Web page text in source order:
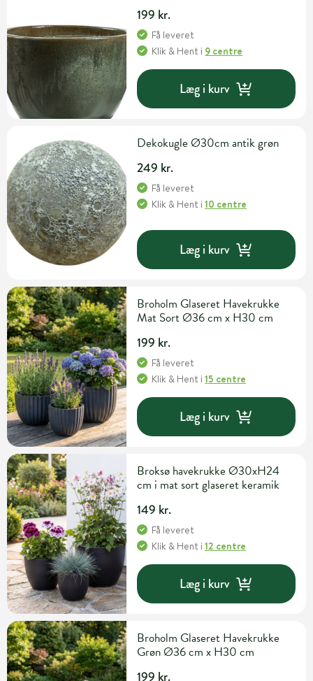
199 kr.
Få leveret
Klik & Hent i 9 centre
Læg i kurv
Dekokugle Ø30cm antik grøn
249 kr.
Få leveret
Klik & Hent i10 centre
Læg i kurv
Broholm Glaseret Havekrukke
Mat Sort Ø36 cm x H30 cm
199 kr.
Få leveret
Klik & Hent i15 centre
Læg i kurv
Broksø havekrukke Ø30xH24
cm i mat sort glaseret keramik
149 kr.
Få leveret
Klik & Hent i12 centre
Læg i kurv
Broholm Glaseret Havekrukke
Grøn Ø36 cm x H30 cm
199 kr.